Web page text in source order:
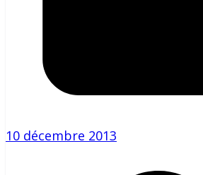
10 décembre 2013